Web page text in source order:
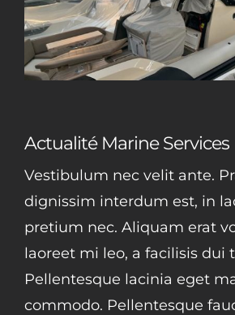
Actualité Marine Services
Vestibulum nec velit ante.
dignissim interdum est, in
pretium nec. Aliquam erat
laoreet mi leo, a facilisis dui
Pellentesque lacinia eget
commodo. Pellentesque